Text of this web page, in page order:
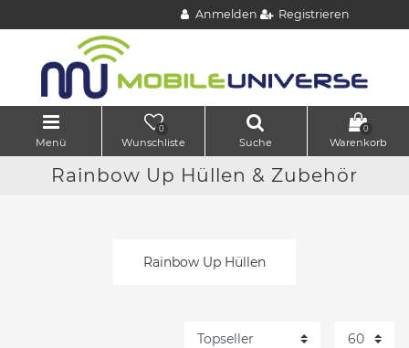
Anmelden Registrieren
Menü
0
Wunschliste Suche
0
Warenkorb
Rainbow Up Hüllen & Zubehör
Rainbow Up Hüllen